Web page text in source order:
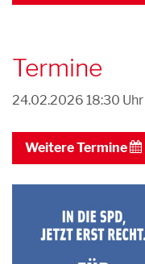
Termine
24.02.2026 18:30 Uhr
Weitere Termine